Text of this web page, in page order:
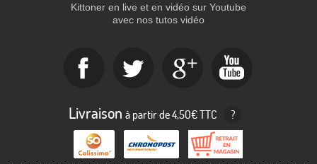
Kittoner en live et en vidéo sur Youtube
avec nos tutos vidéo
Livraison à partir de 4,50€ TTC ?